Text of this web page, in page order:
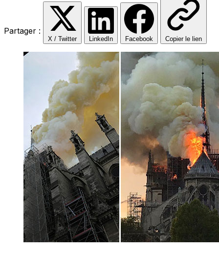
Partager :
X / Twitter LinkedIn Facebook Copier le lien